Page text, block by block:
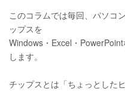
このコラムでは毎回、パソコ
ップスを
Windows・Excel・
します。
チップスとは「ちょっとした